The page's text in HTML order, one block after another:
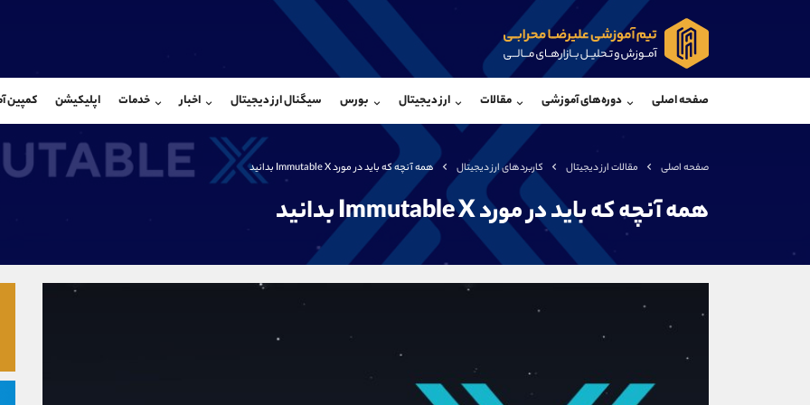
صفحه اصلی دوره‌های آموزشی مقالات ارز دیجیتال بورس سیگنال ارز دیجیتال اخبار خدمات اپلیکیشن کمپین
صفحه اصلی مقالات ارز دیجیتال کاربردهای ارز دیجیتال همه آنچه که باید در مورد Immutable X بدانید
همه آنچه که باید در مورد Immutable X بدانید
شروع گفتگو
@Armteam_admin_por
واتساپ شروع گفتگو
@Armteam_admin_103
داخلی 103
تلگرام
داخلی
اطلاعات تماس (دفتر فروش)
تلفن
بدون پیش شماره
اینستاگرام